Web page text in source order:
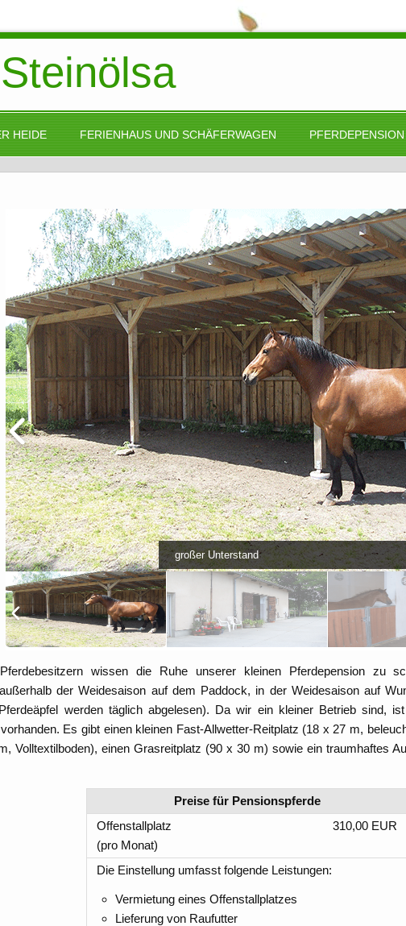
HEIDE FERIENHAUS UND SCHÄFERWAGEN PFERDEPENSION
großer Unterstand
wissen die Ruhe unserer kleinen Pferdepension zu
der Weidesaison auf dem Paddock, in der Weidesaison auf
werden täglich abgelesen). Da wir ein kleiner Betrieb sind,
Es gibt einen kleinen Fast-Allwetter-Reitplatz (18 x 27 m,
Volltextilboden), einen Grasreitplatz (90 x 30 m) sowie ein traumhaftes
Preise für Pensionspferde
Offenstallplatz
(pro Monat)
310,00 EUR
Die Einstellung umfasst folgende Leistungen:
Vermietung eines Offenstallplatzes
Lieferung von Raufutter